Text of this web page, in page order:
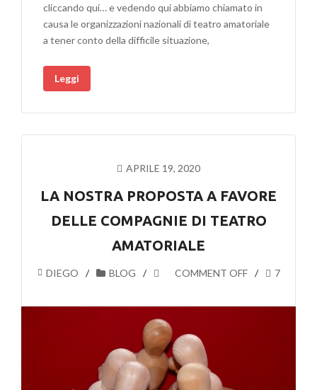
cliccando qui… e vedendo qui abbiamo chiamato in
causa le organizzazioni nazionali di teatro amatoriale
a tener conto della difficile situazione,
Leggi
APRILE 19, 2020
LA NOSTRA PROPOSTA A FAVORE
DELLE COMPAGNIE DI TEATRO
AMATORIALE
DIEGO BLOG COMMENT OFF 7